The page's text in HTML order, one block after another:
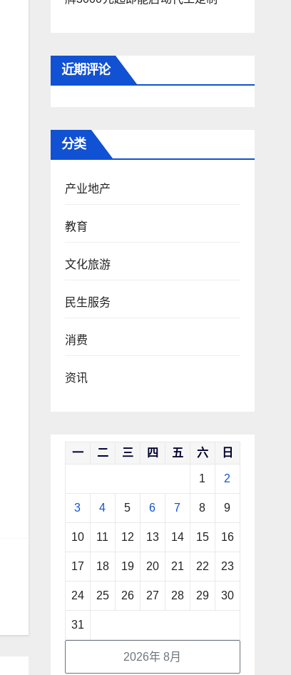
近期评论
分类
产业地产
教育
文化旅游
民生服务
消费
资讯
2026年 8月
一 二 三 四 五 六 日
1 2
3 4 5 6 7 8 9
10 11 12 13 14 15 16
17 18 19 20 21 22 23
24 25 26 27 28 29 30
31